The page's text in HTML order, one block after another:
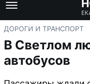
ДОРОГИ И ТРАНСПОРТ
В Светлом
автобусов